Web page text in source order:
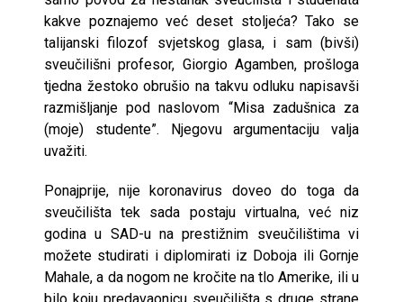
kakve poznajemo već deset stoljeća? Tako se
talijanski filozof svjetskog glasa, i sam (bivši)
sveučilišni profesor, Giorgio Agamben, prošloga
tjedna žestoko obrušio na takvu odluku napisavši
razmišljanje pod naslovom “Misa zadušnica za
(moje) studente”. Njegovu argumentaciju valja
uvažiti.
Ponajprije, nije koronavirus doveo do toga da
sveučilišta tek sada postaju virtualna, već niz
godina u SAD-u na prestižnim sveučilištima vi
možete studirati i diplomirati iz Doboja ili Gornje
Mahale, a da nogom ne kročite na tlo Amerike, ili u